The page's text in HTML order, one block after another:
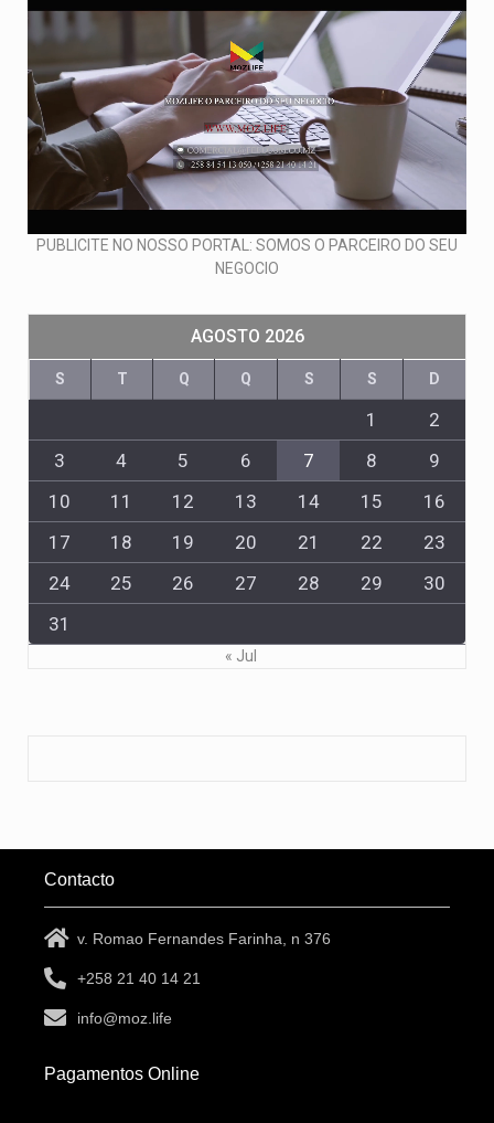
PUBLICITE NO NOSSO PORTAL: SOMOS O PARCEIRO DO SEU
NEGOCIO
AGOSTO 2026
S T Q Q S S D
1
2
3
4 5 6 7 8
9
10
11 12 13 14 15
16
17
18 19 20 21 22
23
24
25 26 27 28 29
30
31
« Jul
Contacto
v. Romao Fernandes Farinha, n 376
+258 21 40 14 21
info@moz.life
Pagamentos Online